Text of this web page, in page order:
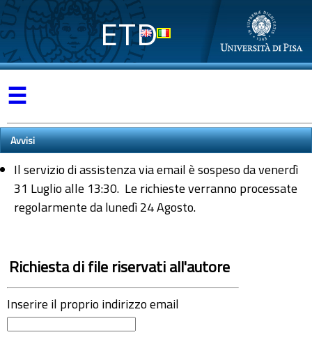
ETD
☰
Avvisi
Il servizio di assistenza via email è sospeso da venerdì
31 Luglio alle 13:30. Le richieste verranno processate
regolarmente da lunedì 24 Agosto.
Richiesta di file riservati all'autore
Inserire il proprio indirizzo email